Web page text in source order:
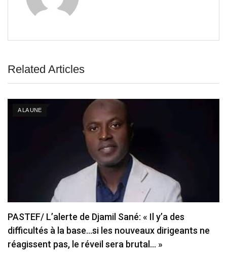
Related Articles
A LA UNE
PASTEF/ L’alerte de Djamil Sané: « Il y’a des
difficultés à la base…si les nouveaux dirigeants ne
réagissent pas, le réveil sera brutal… »